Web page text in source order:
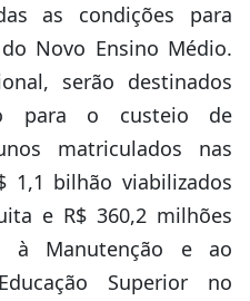
as condições para
Novo Ensino Médio.
serão destinados
para o custeio de
matriculados nas
1,1 bilhão viabilizados
e R$ 360,2 milhões
à Manutenção e ao
Superior no